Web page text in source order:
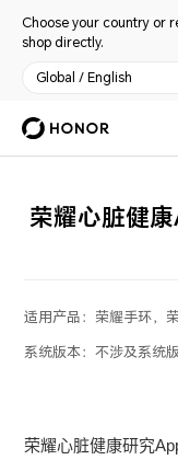
Choose your country or
shop directly.
Global / English
荣耀心脏健
适用产品： 荣耀手环，
系统版本：不涉及系统
荣耀心脏健康研究